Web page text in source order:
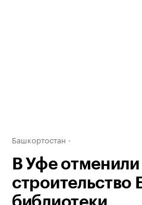
Башкортостан
В Уфе отменили
строительство